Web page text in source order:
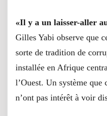
«Il y a un laisser-aller
Gilles Yabi observe que
sorte de tradition de
installée en Afrique
l’Ouest. Un système que
n’ont pas intérêt à voir